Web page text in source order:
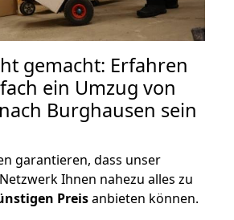
gemacht: Erfahren
ein Umzug von
Burghausen sein
garantieren, dass unser
Ihnen nahezu alles zu
Preisanbieten können.